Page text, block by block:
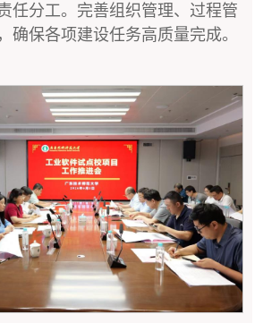
任分工。完善组织管理、过程管
确保各项建设任务高质量完成。